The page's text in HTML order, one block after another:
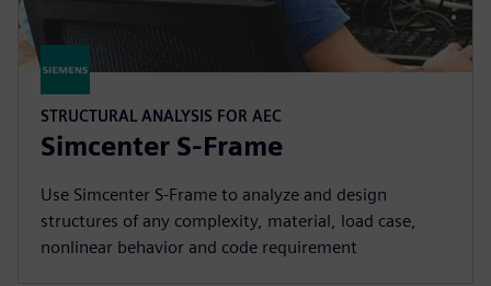
STRUCTURAL ANALYSIS FOR AEC
Simcenter S-Frame
Use Simcenter S‑Frame to analyze and design
structures of any complexity, material, load case,
nonlinear behavior and code requirement